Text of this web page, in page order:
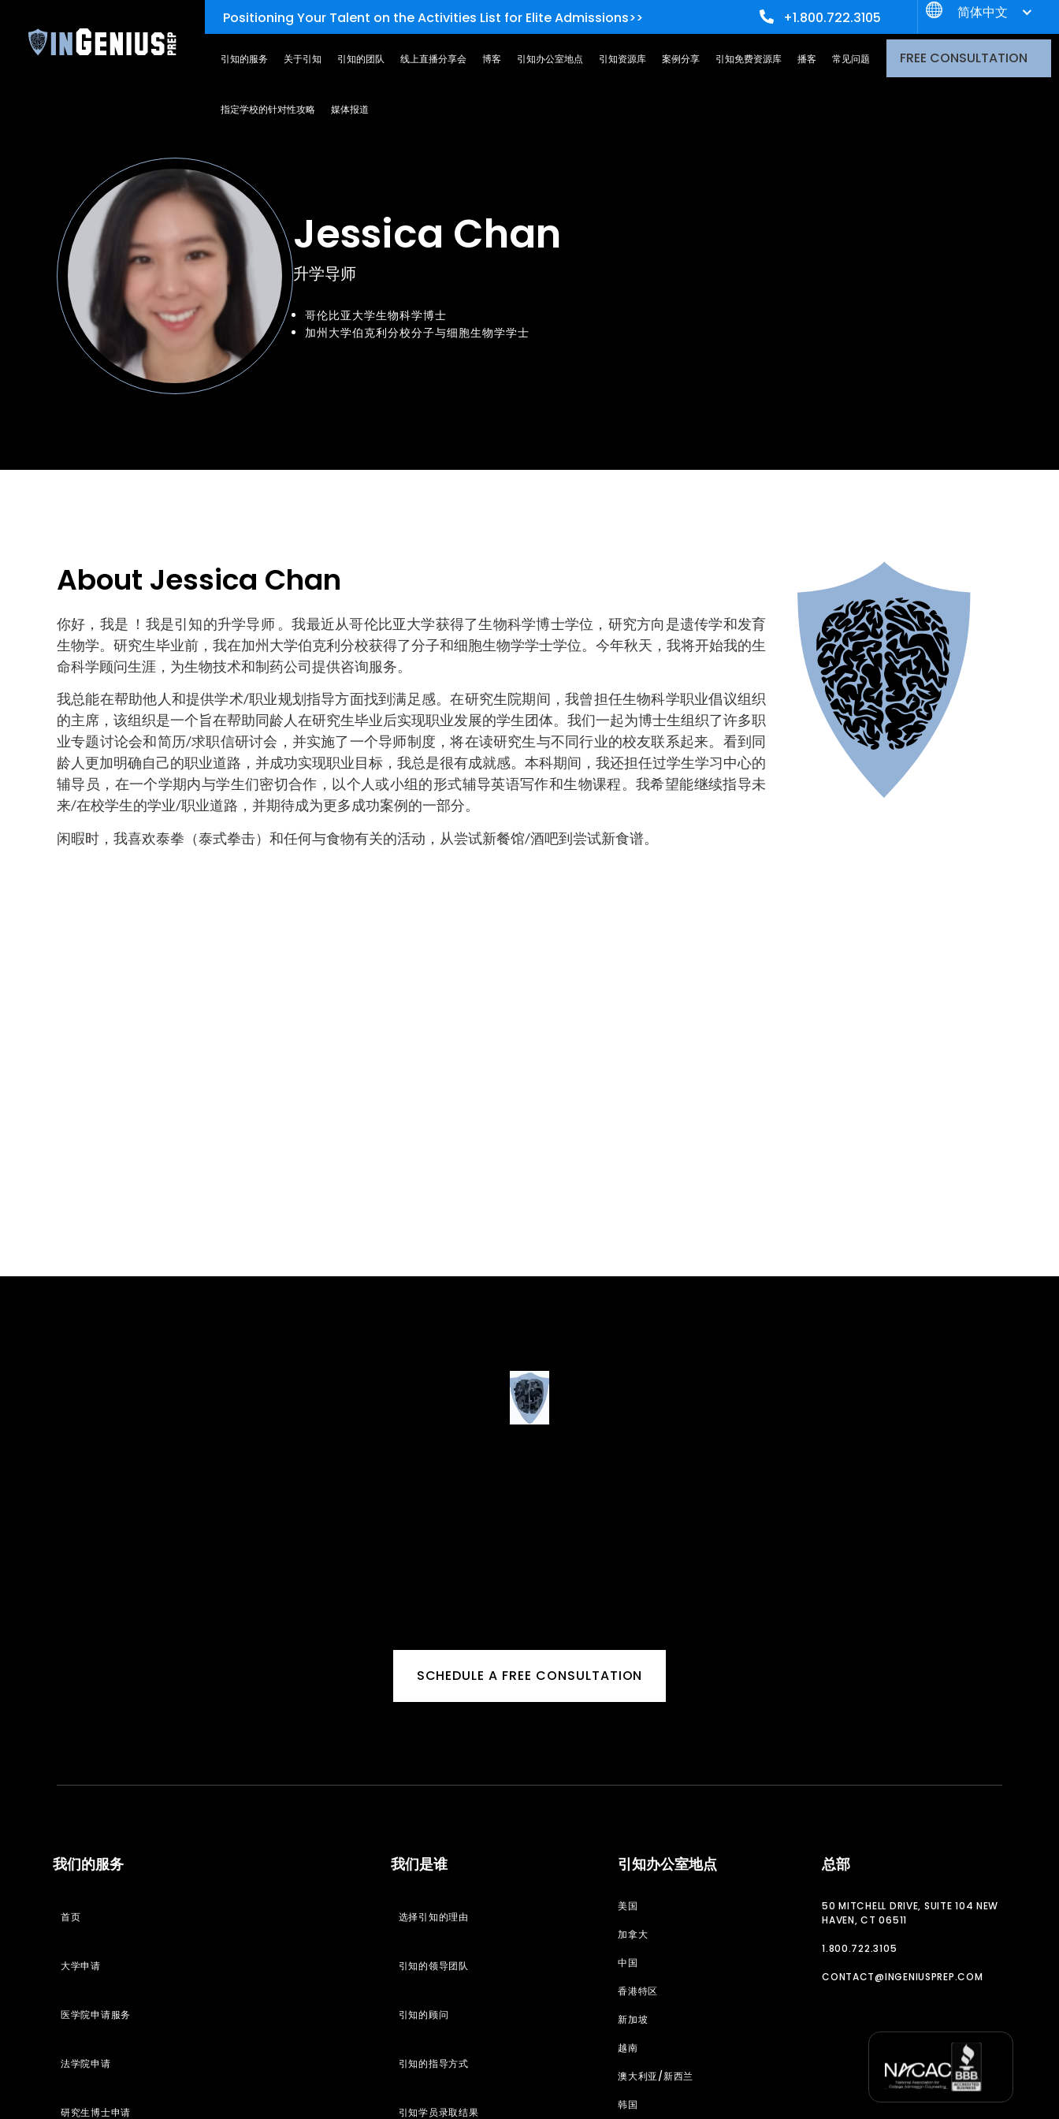
Positioning Your Talent on the Activities List for Elite Admissions>> +1.800.722.3105 简体中文
引知的服务 关于引知 引知的团队 线上直播分享会 博客 引知办公室地点 引知资源库 案例分享 引知免费资源库 播客 常见问题
指定学校的针对性攻略 媒体报道
FREE CONSULTATION
Jessica Chan
升学导师
哥伦比亚大学生物科学博士
加州大学伯克利分校分子与细胞生物学学士
About Jessica Chan
你好，我是 ！我是引知的升学导师 。我最近从哥伦比亚大学获得了生物科学博士学位，研究方向是遗传学和发育
生物学。研究生毕业前，我在加州大学伯克利分校获得了分子和细胞生物学学士学位。今年秋天，我将开始我的生
命科学顾问生涯，为生物技术和制药公司提供咨询服务。
我总能在帮助他人和提供学术/职业规划指导方面找到满足感。在研究生院期间，我曾担任生物科学职业倡议组织
的主席，该组织是一个旨在帮助同龄人在研究生毕业后实现职业发展的学生团体。我们一起为博士生组织了许多职
业专题讨论会和简历/求职信研讨会，并实施了一个导师制度，将在读研究生与不同行业的校友联系起来。看到同
龄人更加明确自己的职业道路，并成功实现职业目标，我总是很有成就感。本科期间，我还担任过学生学习中心的
辅导员，在一个学期内与学生们密切合作，以个人或小组的形式辅导英语写作和生物课程。我希望能继续指导未
来/在校学生的学业/职业道路，并期待成为更多成功案例的一部分。
闲暇时，我喜欢泰拳（泰式拳击）和任何与食物有关的活动，从尝试新餐馆/酒吧到尝试新食谱。
SCHEDULE A FREE CONSULTATION
我们的服务
首页
大学申请
医学院申请服务
法学院申请
研究生博士申请
我们是谁
选择引知的理由
引知的领导团队
引知的顾问
引知的指导方式
引知学员录取结果
引知办公室地点
美国
加拿大
中国
香港特区
新加坡
越南
澳大利亚/新西兰
韩国
总部
50 MITCHELL DRIVE, SUITE 104 NEW
HAVEN, CT 06511
1.800.722.3105
CONTACT@INGENIUSPREP.COM